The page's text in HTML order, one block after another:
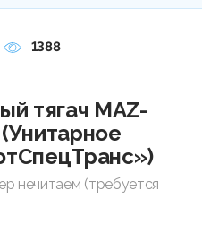
1388
тягач MAZ-
нечитаем (требуется